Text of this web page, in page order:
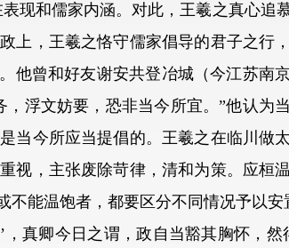
现和儒家内涵。对此，王羲之真心追
上，王羲之恪守儒家倡导的君子之行
他曾和好友谢安共登冶城（今江苏南
浮文妨要，恐非当今所宜。”他认为
当今所应当提倡的。王羲之在临川做
，主张废除苛律，清和为策。应桓
能温饱者，都要区分不同情况予以安
卿今日之谓，政自当豁其胸怀，然